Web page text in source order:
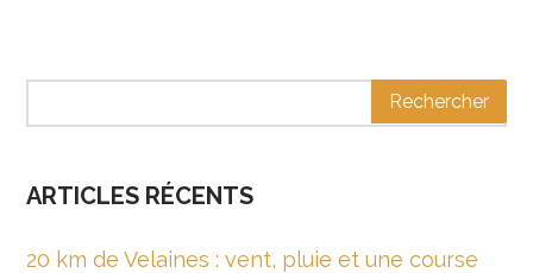
ARTICLES RÉCENTS
20 km de Velaines : vent, pluie et une course